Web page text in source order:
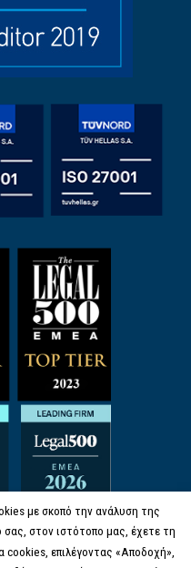
με σκοπό την ανάλυση της
στον ιστότοπο μας, έχετε τη
cookies, επιλέγοντας «Αποδοχή»,